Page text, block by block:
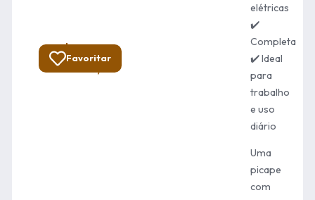
Favoritar
Total:
R$
52.900,00
elétricas
✔️
Completa
✔️ Ideal
para
trabalho
e uso
diário
Uma
picape
com